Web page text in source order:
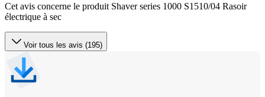
Cet avis concerne le produit Shaver series 1000 S1510/04 Rasoir
électrique à sec
Voir tous les avis (195)